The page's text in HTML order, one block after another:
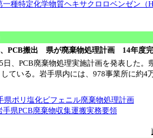
一種特定化学物質ヘキサクロロベンゼン（
PCB搬出 県が廃棄物処理計画 14年度
、PCB廃棄物処理実施計画を発表した。
ている。岩手県内には、978事業所に約4
県ポリ塩化ビフェニル廃棄物処理計画
手県PCB廃棄物収集運搬実務要領